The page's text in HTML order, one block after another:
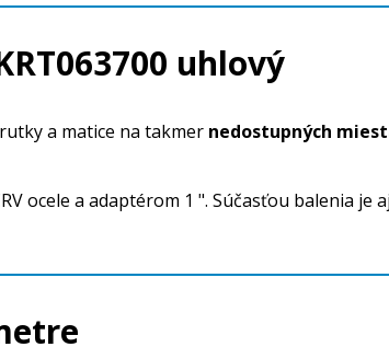
uhlový
a matice na takmer nedostupných
ocele a adaptérom 1 ". Súčasťou balenia je aj